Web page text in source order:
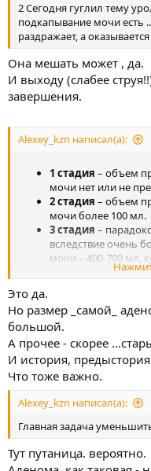
2 Сегодня гуглил тему
подкапывание мочи есть
раздражает, а
Она мешать может , да.
И выходу (слабее
завершения.
Alexey_kzn написал(а):
1 стадия – объем
мочи нет или не
2 стадия – объем
мочи более 100 мл.
3 стадия –
вследствие очень
мочи – 400-700 мл,
Это да.
Но размер _самой_
большой.
А прочее - скорее
И история,
Что тоже важно.
Alexey_kzn написал(а):
Главная задача
Тут путаница. вероятно.